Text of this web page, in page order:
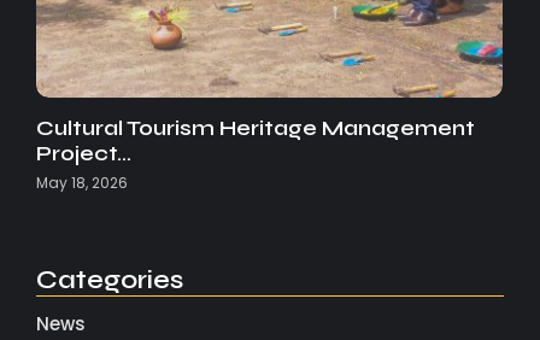
Cultural Tourism Heritage Management
Project…
May 18, 2026
Categories
News